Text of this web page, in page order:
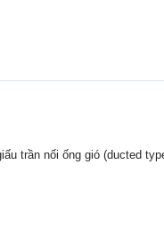
trần nối ống gió (ducted